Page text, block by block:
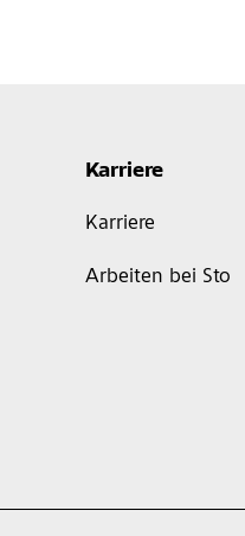
Karriere
Karriere
Arbeiten bei Sto